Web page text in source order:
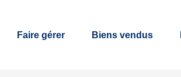
Faire gérer Biens vendus